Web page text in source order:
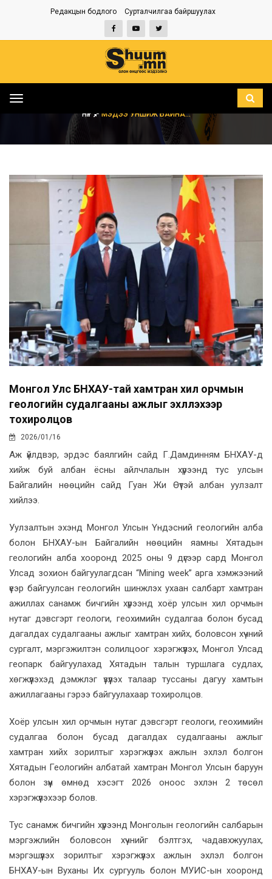
Редакцын бодлого Сурталчилгаа байршуулах
Toggle
НҮҮР МЭДЭЭ УНШИЖ БАЙНА...
Монгол Улс БНХАУ-тай хамтран хил орчмын
геологийн судалгааны ажлыг эхлүүлэхээр
тохиролцов
2026/01/16
Аж үйлдвэр, эрдэс баялгийн сайд Г.Дамдинням БНХАУ-д
хийж буй албан ёсны айлчлалын хүрээнд тус улсын
Байгалийн нөөцийн сайд Гуан Жи Өүтэй албан уулзалт
хийлээ.
Уулзалтын эхэнд Монгол Улсын Үндэсний геологийн алба
болон БНХАУ-ын Байгалийн нөөцийн яамны Хятадын
геологийн алба хооронд 2025 оны 9 дүгээр сард Монгол
Улсад зохион байгуулагдсан “Mining week” арга хэмжээний
үеэр байгуулсан геологийн шинжлэх ухаан салбарт хамтран
ажиллах санамж бичгийн хүрээнд хоёр улсын хил орчмын
нутаг дэвсгэрт геологи, геохимийн судалгаа болон бусад
дагалдах судалгааны ажлыг хамтран хийх, боловсон хүчний
сургалт, мэргэжилтэн солилцоог хэрэгжүүлэх, Монгол Улсад
геопарк байгуулахад Хятадын талын туршлага судлах,
хөгжүүлэхэд дэмжлэг үзүүлэх талаар туссаны дагуу хамтын
ажиллагааны гэрээ байгуулахаар тохиролцов.
Хоёр улсын хил орчмын нутаг дэвсгэрт геологи, геохимийн
судалгаа болон бусад дагалдах судалгааны ажлыг
хамтран хийх зорилтыг хэрэгжүүлэх ажлын эхлэл болгон
Хятадын Геологийн албатай хамтран Монгол Улсын баруун
болон зүүн өмнөд хэсэгт 2026 оноос эхлэн 2 төсөл
хэрэгжүүлэхээр болов.
Тус санамж бичгийн хүрээнд Монголын геологийн салбарын
мэргэжлийн боловсон хүчнийг бэлтгэх, чадавхжуулах,
мэргэшүүлэх зорилтыг хэрэгжүүлэх ажлын эхлэл болгон
БНХАУ-ын Вуханы Их сургууль болон МУИС-ын хооронд